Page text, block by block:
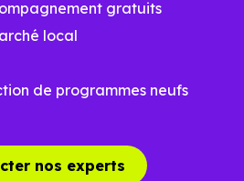
du secteur
gratuits
local
de programmes neufs
nos experts